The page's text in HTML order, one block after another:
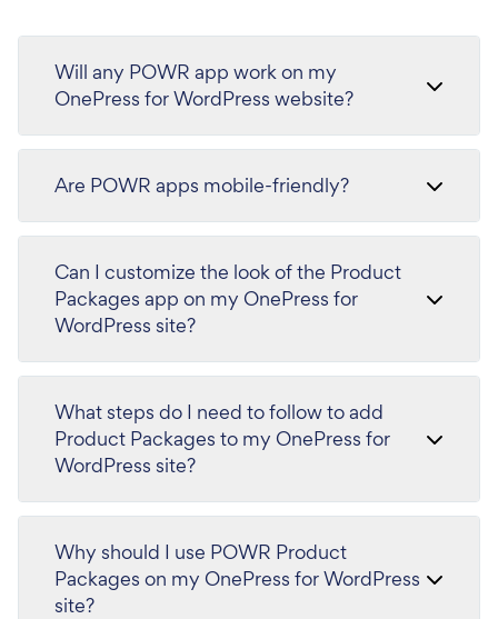
Will any POWR app work on my
OnePress for WordPress website?
Are POWR apps mobile-friendly?
Can I customize the look of the Product
Packages app on my OnePress for
WordPress site?
What steps do I need to follow to add
Product Packages to my OnePress for
WordPress site?
Why should I use POWR Product
Packages on my OnePress for WordPress
site?